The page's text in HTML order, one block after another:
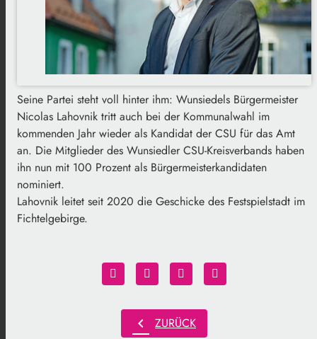
Seine Partei steht voll hinter ihm: Wunsiedels Bürgermeister
Nicolas Lahovnik tritt auch bei der Kommunalwahl im
kommenden Jahr wieder als Kandidat der CSU für das Amt
an. Die Mitglieder des Wunsiedler CSU-Kreisverbands haben
ihn nun mit 100 Prozent als Bürgermeisterkandidaten
nominiert.
Lahovnik leitet seit 2020 die Geschicke des Festspielstadt im
Fichtelgebirge.
chevron_left ZURÜCK